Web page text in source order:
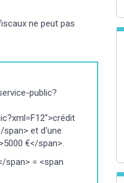
ne peut pas
public?
span> et d'une
€</span>.
span> = <span